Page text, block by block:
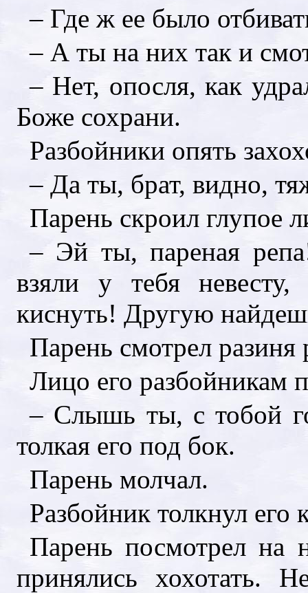
– Где ж ее было
– А ты на них так и
– Нет, опосля, как
Боже сохрани.
Разбойники опять
– Да ты, брат, видно,
Парень скроил глупое
– Эй ты, пареная
взяли у тебя
киснуть! Другую
Парень смотрел разиня
Лицо его разбойникам
– Слышь ты, с тобой
толкая его под бок.
Парень молчал.
Разбойник толкнул его
Парень посмотрел на
принялись хохотать.